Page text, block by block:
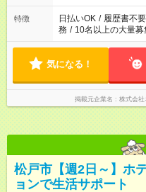
特徴 日払いOK / 履歴書不要
務 / 10名以上の大量募
気になる！
掲載元企業名 株式会社
松戸市【週2日～】ホ
ョンで生活サポート